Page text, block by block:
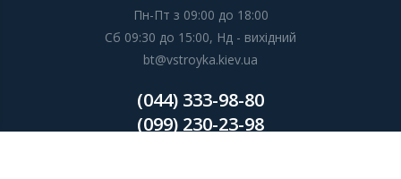
Пн-Пт з 09:00 до 18:00
Сб 09:30 до 15:00, Нд - вихідний
bt@vstroyka.kiev.ua
(044) 333-98-80
(099) 230-23-98